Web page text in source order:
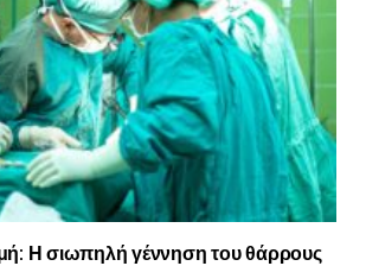
Η σιωπηλή γέννηση του θάρρους